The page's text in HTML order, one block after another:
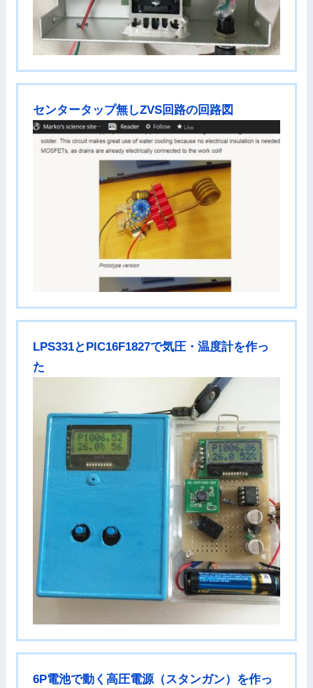
センタータップ無しZVS回路の回路図
LPS331とPIC16F1827で気圧・温度計を作っ
た
6P電池で動く高圧電源（スタンガン）を作っ